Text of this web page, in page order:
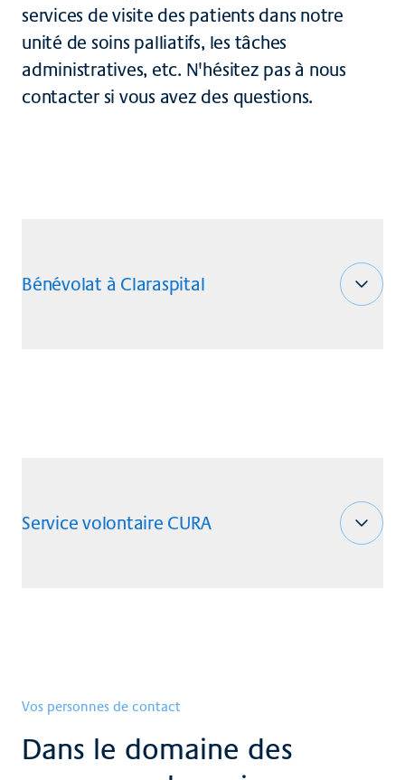
services de visite des patients dans notre
unité de soins palliatifs, les tâches
administratives, etc. N'hésitez pas à nous
contacter si vous avez des questions.
Bénévolat à Claraspital
Service volontaire CURA
Vos personnes de contact
Dans le domaine des